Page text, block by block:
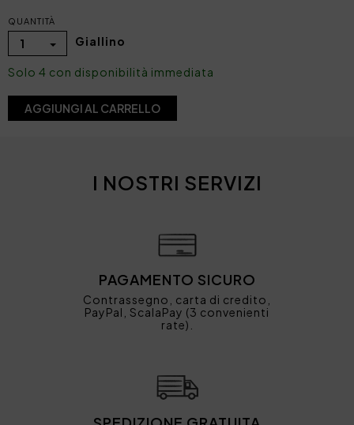
QUANTITÀ
1 Giallino
Solo 4 con disponibilità immediata
AGGIUNGI AL CARRELLO
I NOSTRI SERVIZI
PAGAMENTO SICURO
Contrassegno, carta di credito,
PayPal, ScalaPay (3 convenienti
rate).